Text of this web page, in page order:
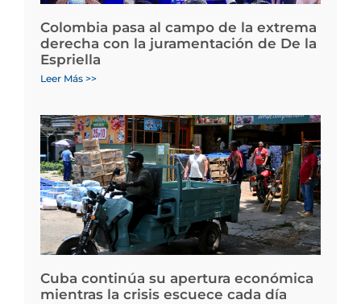
Colombia pasa al campo de la extrema
derecha con la juramentación de De la
Espriella
Leer Más >>
Cuba continúa su apertura económica
mientras la crisis escuece cada día